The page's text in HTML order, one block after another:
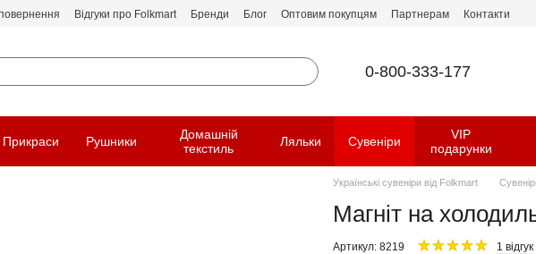
Відгуки про Folkmart Бренди Блог Оптовим покупцям Партнерам Контакти
0-800-333-177
Прикраси Рушники
Домашній
текстиль
Ляльки Сувеніри
VIP
подарунки
Українські сувеніри від Folkmart
Магніт на
Артикул: 8219 1 відгук